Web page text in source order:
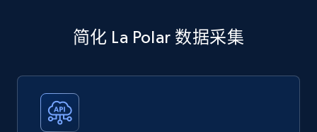
简化 La Polar 数据采集